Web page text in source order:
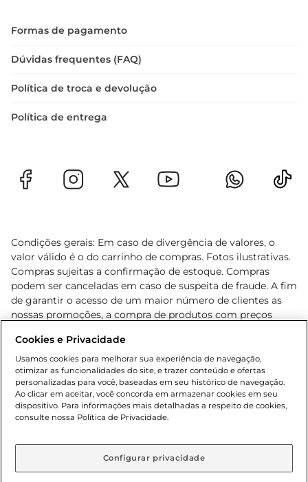
Formas de pagamento
Dúvidas frequentes (FAQ)
Política de troca e devolução
Política de entrega
Condições gerais: Em caso de divergência de valores, o
valor válido é o do carrinho de compras. Fotos ilustrativas.
Compras sujeitas a confirmação de estoque. Compras
podem ser canceladas em caso de suspeita de fraude. A fim
de garantir o acesso de um maior número de clientes as
nossas promoções, a compra de produtos com preços
cliente. Os preços, ofertas e condições são exclusivos para
o e-commerce e válidos durante o dia de hoje, podendo
sofrer alterações sem prévia notificação. Proibida a venda
de bebidas alcoólicas para menores de 18 anos, conforme
Lei n.º 8069/90, art. 81, inciso II (Estatuto da Criança e do
Adolescente). Preços e condições exclusivos para o
aviso prévio. O valor mínimo para as compras on-line é de
Cookies e Privacidade
Usamos cookies para melhorar sua experiência de navegação,
otimizar as funcionalidades do site, e trazer conteúdo e ofertas
personalizadas para você, baseadas em seu histórico de navegação.
Ao clicar em aceitar, você concorda em armazenar cookies em seu
dispositivo. Para informações mais detalhadas a respeito de cookies,
consulte nossa Política de Privacidade.
Configurar privacidade